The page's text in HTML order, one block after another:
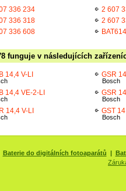
336 234
336 318
336 608
2 607
2 607
BAT614
funguje v následujících
14,4 V-LI
14,4 VE-2-LI
14,4 V-LI
GSR
Bosch
GSR
Bosch
GST
Bosch
Baterie do digitálních fotoaparátů |